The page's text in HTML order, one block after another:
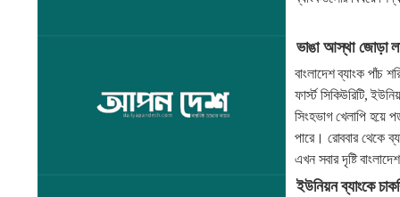
ভাঙা আস্থা জোড়া
বাংলাদেশ ব্যাংক পাঁচ
ফার্স্ট সিকিউরিটি,
সিংহভাগ খেলাপি
পারে। রোববার থেকে
এখন সবার দৃষ্টি
ইউনিয়ন ব্যাংকে